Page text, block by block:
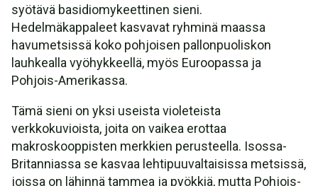
syötävä basidiomykeettinen sieni.
Hedelmäkappaleet kasvavat ryhminä maassa
havumetsissä koko pohjoisen pallonpuoliskon
lauhkealla vyöhykkeellä, myös Euroopassa ja
Pohjois-Amerikassa.
Tämä sieni on yksi useista violeteista
verkkokuvioista, joita on vaikea erottaa
makroskooppisten merkkien perusteella. Isossa-
Britanniassa se kasvaa lehtipuuvaltaisissa metsissä,
joissa on lähinnä tammea ja pyökkiä, mutta Pohjois-